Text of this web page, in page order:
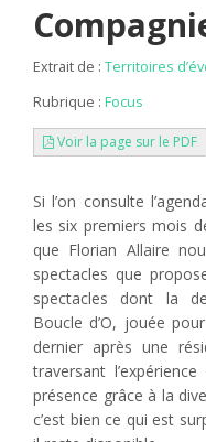
Extrait de : Territoires
Rubrique : Focus
Voir la page sur le PDF
Si l’on consulte
les six premiers mois
que Florian Allaire
spectacles que
spectacles dont la
Boucle d’O, jouée
dernier après une
traversant
présence grâce à la
c’est bien ce qui est